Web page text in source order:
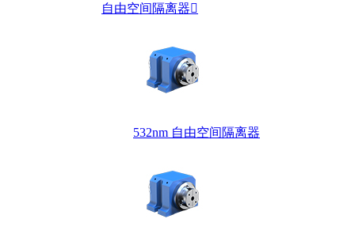
自由空间隔离器
532nm 自由空间隔离器